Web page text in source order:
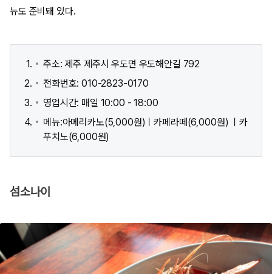
뉴도 준비돼 있다.
주소: 제주 제주시 우도면 우도해안길 792
전화번호: 010-2823-0170
영업시간: 매일 10:00 - 18:00
메뉴:아메리카노(5,000원)ㅣ카페라떼(6,000원) ㅣ카
푸치노(6,000원)
섬소나이